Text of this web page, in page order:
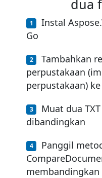
dua
Instal
Go
Tambahkan
perpustakaan
perpustakaan)
Muat dua
dibandingkan
Panggil
membandingkan